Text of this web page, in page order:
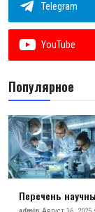
Telegram
YouTube
Популярное
Перечень